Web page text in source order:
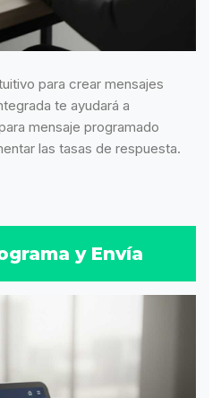
para crear mensajes
te ayudará a
mensaje programado
las tasas de respuesta.
y Envía